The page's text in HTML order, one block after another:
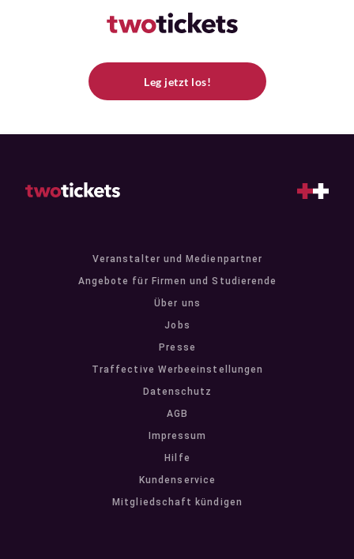
Leg jetzt los!
Veranstalter und Medienpartner
Angebote für Firmen und Studierende
Über uns
Jobs
Presse
Traffective Werbeeinstellungen
Datenschutz
AGB
Impressum
Hilfe
Kundenservice
Mitgliedschaft kündigen